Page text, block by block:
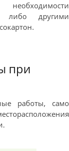
либо другими
при
работы, само